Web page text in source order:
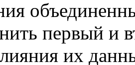
первый и
их